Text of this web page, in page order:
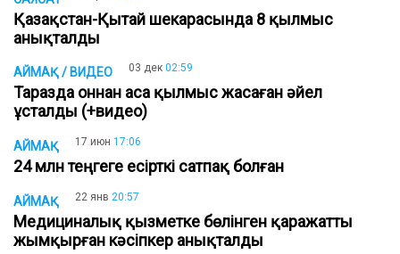
Қазақстан-Қытай шекарасында 8 қылмыс
анықталды
АЙМАҚ / ВИДЕО 03 дек 02:59
Таразда оннан аса қылмыс жасаған әйел
ұсталды (+видео)
АЙМАҚ 17 июн 17:06
24 млн теңгеге есірткі сатпақ болған
АЙМАҚ 22 янв 20:57
Медициналық қызметке бөлінген қаражатты
жымқырған кәсіпкер анықталды